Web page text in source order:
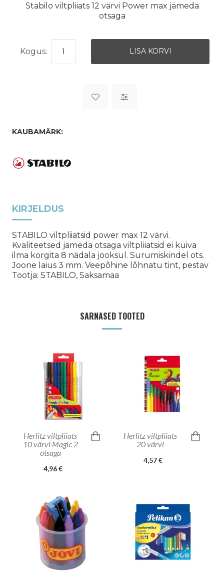
Stabilo viltpliiats 12 värvi Power max jämeda
otsaga
Kogus:
KAUBAMÄRK:
KIRJELDUS
STABILO viltpliiatsid power max 12 värvi.
Kvaliteetsed jämeda otsaga viltpliiatsid ei kuiva
ilma korgita 8 nädala jooksul. Surumiskindel ots.
Joone laius 3 mm. Veepõhine lõhnatu tint, pestav
Tootja: STABILO, Saksamaa
SARNASED TOOTED
Herlitz viltpliiats
10 värvi Magic 2
otsaga
4,96 €
Herlitz viltpliiats
20 värvi
4,57 €